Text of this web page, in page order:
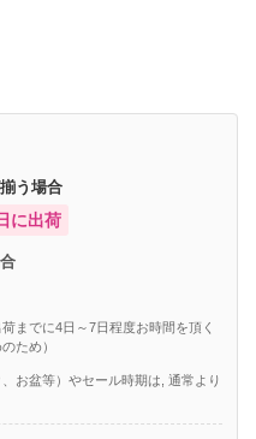
う場合
に出荷
までに4日～7日程度お時間を頂く
ため）
お盆等）やセール時期は, 通常より